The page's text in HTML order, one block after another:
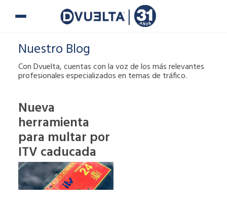
Nuestro Blog
Con Dvuelta, cuentas con la voz de los más relevantes
profesionales especializados en temas de tráfico.
Nueva
herramienta
para multar por
ITV caducada